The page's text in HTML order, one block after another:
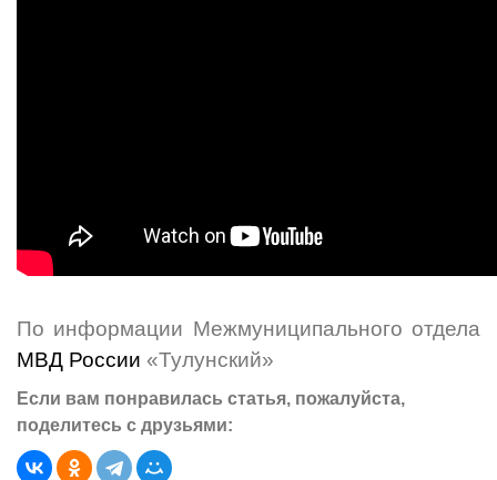
По информации Межмуниципального отдела
МВД России «Тулунский»
Если вам понравилась статья, пожалуйста,
поделитесь с друзьями: